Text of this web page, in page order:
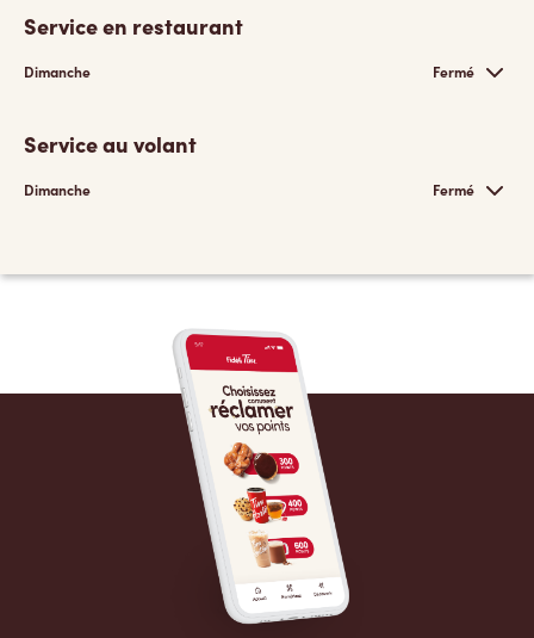
Service en restaurant
Dimanche Fermé
Service au volant
Dimanche Fermé